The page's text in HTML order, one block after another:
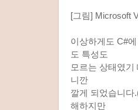
[그림] Microsoft
이상하게도 C#
도 특성도
모르는 상태였
니깐
깔게 되었습니다
해하지만